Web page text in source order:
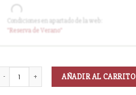
Entrega en cuanto el pedido esté
disponible (sin descuento)
Condiciones en apartado de la web:
"Reservade Verano"
AÑADIR AL CARRITO